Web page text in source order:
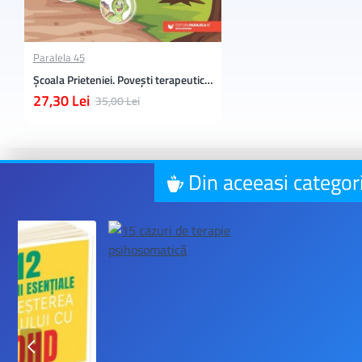
Paralela 45
Şcoala Prieteniei. Poveşti terapeutice şi exerciţii pentru copiii speciali (7+)
27,30 Lei 35,00 Lei
Din aceeasi